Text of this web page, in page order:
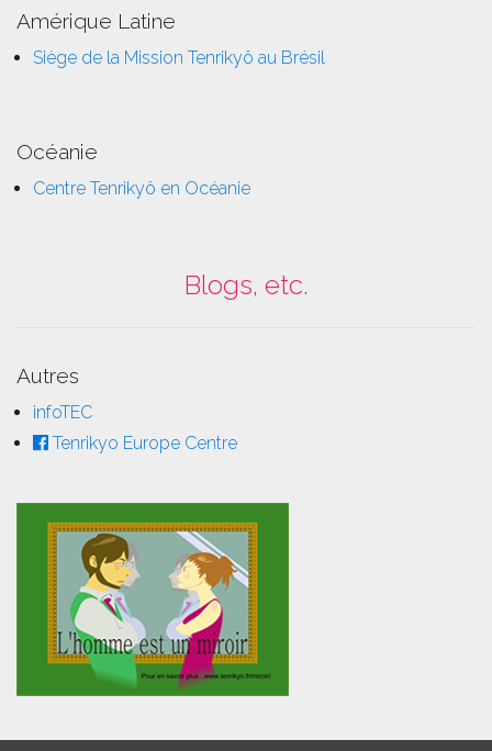
Amérique Latine
Siège de la Mission Tenrikyô au Brésil
Océanie
Centre Tenrikyô en Océanie
Blogs, etc.
Autres
infoTEC
Tenrikyo Europe Centre